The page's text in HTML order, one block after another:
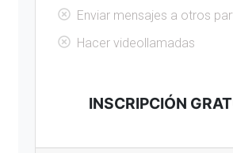
Enviar mensajes a otros
Hacer videollamadas
INSCRIPCIÓN